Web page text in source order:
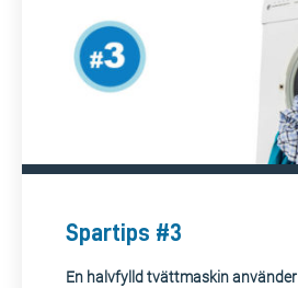
Spartips #3
En halvfylld tvättmaskin använder